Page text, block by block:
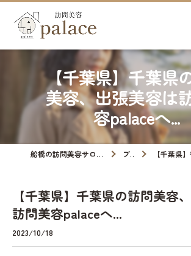
【千葉県】千葉県
美容、出張美容は
容palaceへ...
船橋の訪問美容サロンなら訪問美容palace ブログ 【千葉県】千葉県の
【千葉県】千葉県の訪問美容
訪問美容palaceへ...
2023/10/18